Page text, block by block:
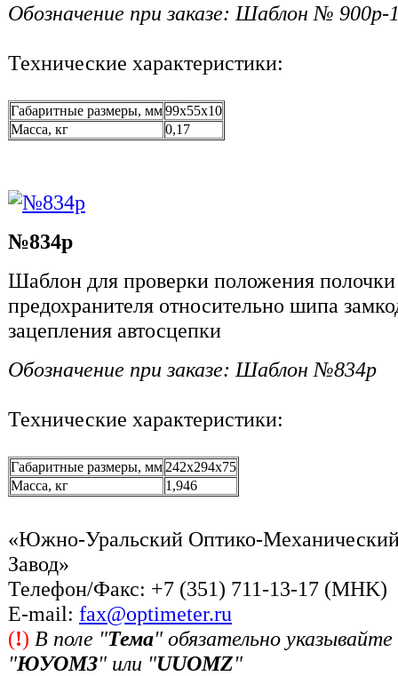
Обозначение при заказе: Шаблон № 900р-
Технические характеристики:
Габаритные размеры, мм99x55x10
Масса, кг
0,17
№834р
Шаблон для проверки положения полочки
предохранителя относительно шипа
зацепления автосцепки
Обозначение при заказе: Шаблон №834р
Технические характеристики:
Габаритные размеры, мм 242х294х75
Масса, кг
1,946
«Южно-Уральский Оптико-
Завод»
Телефон/Факс: +7 (351) 711-13-17 (MHK)
Е-mail: fax@optimeter.ru
(!) В поле "Тема" обязательно указывайте
"ЮУОМЗ" или "UUOMZ"